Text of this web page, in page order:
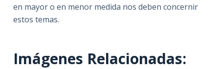
en mayor o en menor medida nos deben concernir
estos temas.
Imágenes Relacionadas: